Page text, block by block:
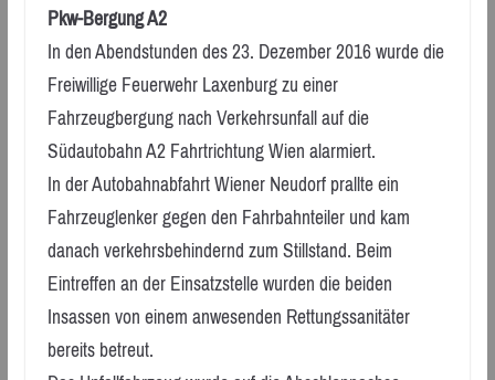
Pkw-Bergung A2
In den Abendstunden des 23. Dezember 2016 wurde die
Freiwillige Feuerwehr Laxenburg zu einer
Fahrzeugbergung nach Verkehrsunfall auf die
Südautobahn A2 Fahrtrichtung Wien alarmiert.
In der Autobahnabfahrt Wiener Neudorf prallte ein
Fahrzeuglenker gegen den Fahrbahnteiler und kam
danach verkehrsbehindernd zum Stillstand. Beim
Eintreffen an der Einsatzstelle wurden die beiden
Insassen von einem anwesenden Rettungssanitäter
bereits betreut.